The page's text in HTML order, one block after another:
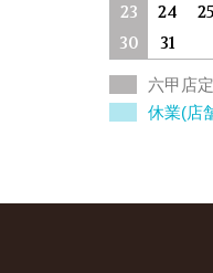
23
24 25
30
31
六甲店
休業(店